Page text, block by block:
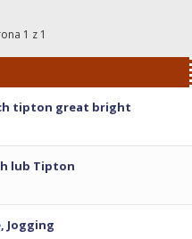
1 z 1
tipton great bright
lub Tipton
Jogging